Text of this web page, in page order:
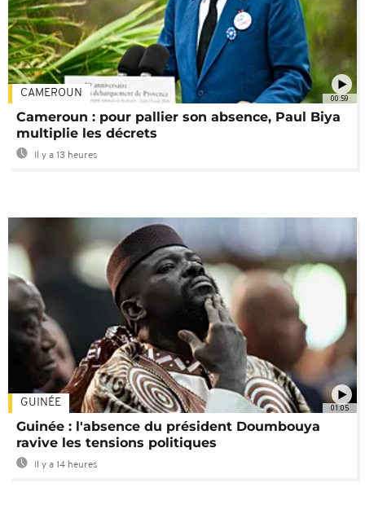
00:59
CAMEROUN
Cameroun : pour pallier son absence, Paul Biya
multiplie les décrets
Il y a 13 heures
01:05
GUINÉE
Guinée : l'absence du président Doumbouya
ravive les tensions politiques
Il y a 14 heures